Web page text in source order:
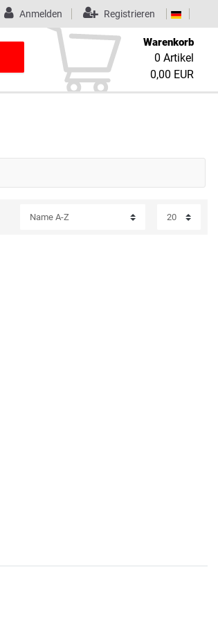
Anmelden Registrieren
Warenkorb
0 Artikel
0,00 EUR